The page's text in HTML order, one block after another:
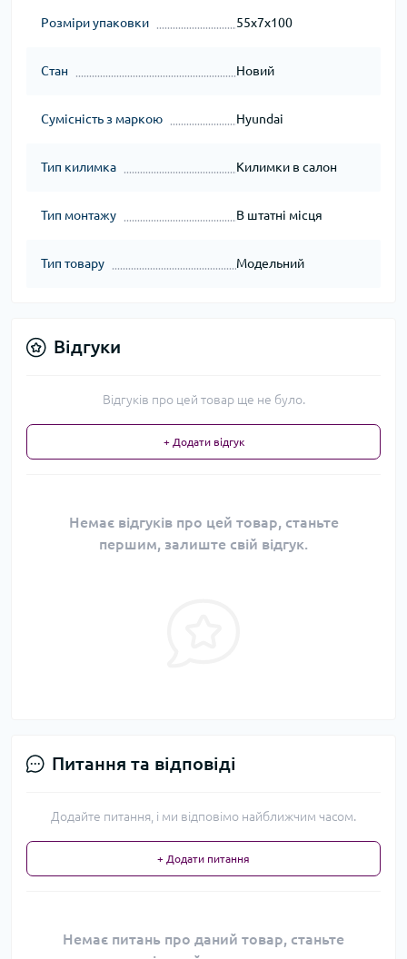
Розміри упаковки 55x7x100
Стан Новий
Сумісність з маркою Hyundai
Тип килимка Килимки в салон
Тип монтажу В штатні місця
Тип товару Модельний
Відгуки
Відгуків про цей товар ще не було.
+ Додати відгук
Немає відгуків про цей товар, станьте
першим, залиште свій відгук.
Питання та відповіді
Додайте питання, і ми відповімо найближчим часом.
+ Додати питання
Немає питань про даний товар, станьте